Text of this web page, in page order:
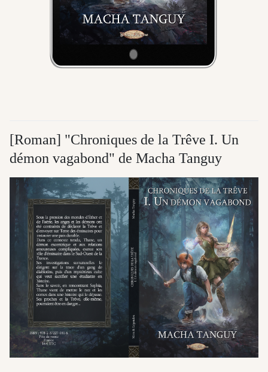
[Roman] "Chroniques de la Trêve I. Un
démon vagabond" de Macha Tanguy